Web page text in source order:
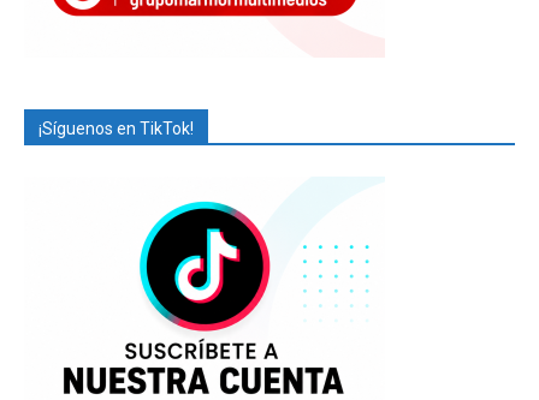
¡Síguenos en TikTok!